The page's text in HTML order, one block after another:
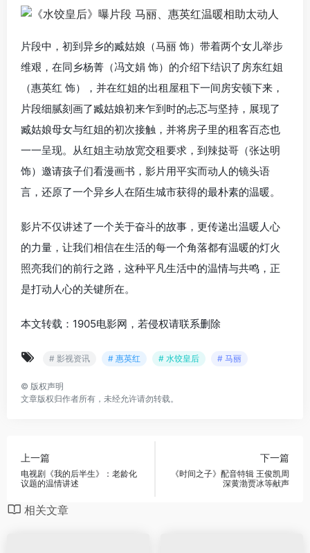
片段中，初到异乡的臧姑娘（马丽 饰）带着两个女儿举步
维艰，在同乡杨菁（冯文娟 饰）的介绍下结识了房东红姐
（惠英红 饰），并在红姐的出租屋租下一间房安顿下来，
片段细腻刻画了臧姑娘初来乍到时的忐忑与坚持，展现了
臧姑娘母女与红姐的初次接触，并将房子里的租客百态也
一一呈现。从红姐主动放宽交租要求，到辣挞哥（张达明
饰）邀请孩子们看漫画书，影片用平实而动人的镜头语
言，还原了一个异乡人在陌生城市获得的最朴素的温暖。
影片不仅讲述了一个关于奋斗的故事，更传递出温暖人心
的力量，让我们相信在生活的每一个角落都有温暖的灯火
照亮我们的前行之路，这种平凡生活中的温情与共鸣，正
是打动人心的关键所在。
本文转载：1905电影网，若侵权请联系删除
# 影视资讯 # 惠英红 # 水饺皇后 # 马丽
© 版权声明
文章版权归作者所有，未经允许请勿转载。
上一篇
电视剧《我的后半生》：老龄化
议题的温情讲述
下一篇
《时间之子》配音特辑 王俊凯周
深黄渤贾冰等献声
相关文章